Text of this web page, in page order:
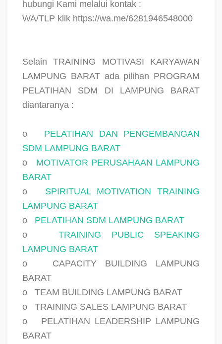
hubungi Kami melalui kontak :
WA/TLP klik https://wa.me/6281946548000
Selain TRAINING MOTIVASI KARYAWAN
LAMPUNG BARAT ada pilihan PROGRAM
PELATIHAN SDM DI LAMPUNG BARAT
diantaranya :
o
PELATIHAN DAN PENGEMBANGAN
SDM LAMPUNG BARAT
o
MOTIVATOR PERUSAHAAN LAMPUNG
BARAT
o
SPIRITUAL MOTIVATION TRAINING
LAMPUNG BARAT
o
PELATIHAN SDM LAMPUNG BARAT
o
TRAINING PUBLIC SPEAKING
LAMPUNG BARAT
o
CAPACITY BUILDING LAMPUNG
BARAT
o
TEAM BUILDING LAMPUNG BARAT
o
TRAINING SALES LAMPUNG BARAT
o
PELATIHAN LEADERSHIP LAMPUNG
BARAT